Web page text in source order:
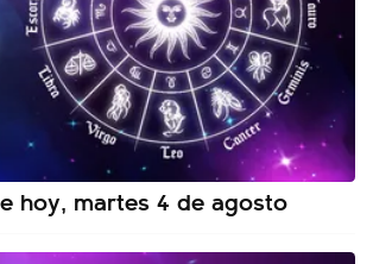
hoy, martes 4 de agosto